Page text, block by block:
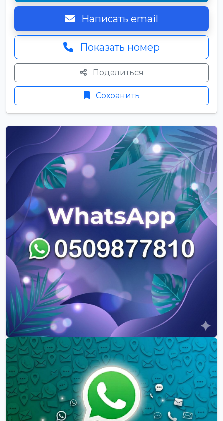
Написать email
Показать номер
Поделиться
Сохранить